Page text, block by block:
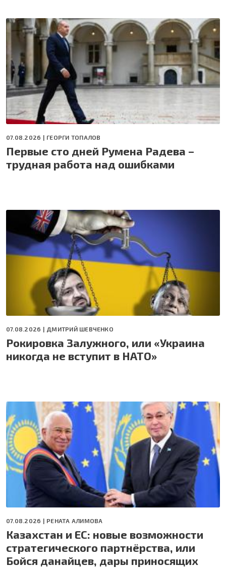
07.08.2026 | ГЕОРГИ ТОПАЛОВ
Первые сто дней Румена Радева –
трудная работа над ошибками
07.08.2026 | ДМИТРИЙ ШЕВЧЕНКО
Рокировка Залужного, или «Украина
никогда не вступит в НАТО»
07.08.2026 | РЕНАТА АЛИМОВА
Казахстан и ЕС: новые возможности
стратегического партнёрства, или
Бойся данайцев, дары приносящих